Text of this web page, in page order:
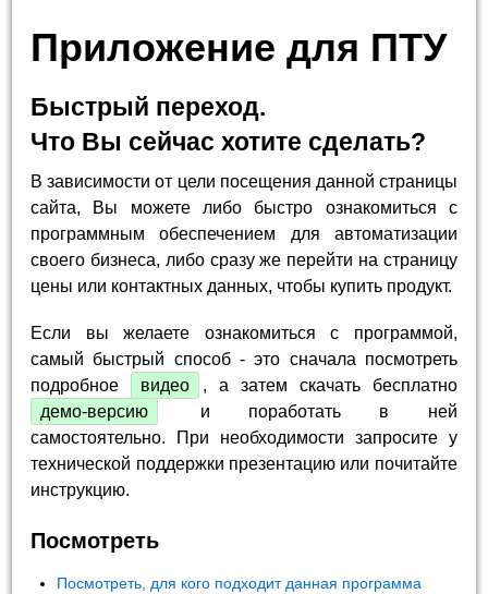
Приложение для ПТУ
Быстрый переход.
Что Вы сейчас хотите сделать?
В зависимости от цели посещения данной страницы
сайта, Вы можете либо быстро ознакомиться с
программным обеспечением для автоматизации
своего бизнеса, либо сразу же перейти на страницу
цены или контактных данных, чтобы купить продукт.
Если вы желаете ознакомиться с программой,
самый быстрый способ - это сначала посмотреть
подробное
видео
, а затем скачать бесплатно
демо-версию
и поработать в ней
самостоятельно. При необходимости запросите у
технической поддержки презентацию или почитайте
инструкцию.
Посмотреть
Посмотреть, для кого подходит данная программа